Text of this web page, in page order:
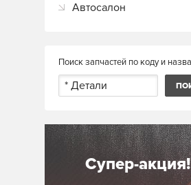
Автосалон
Поиск запчастей по коду и
Супер-акция!